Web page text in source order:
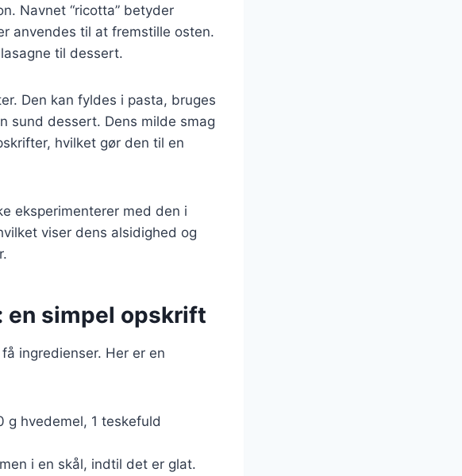
Navnet “ricotta” betyder
anvendes til at fremstille osten.
til dessert.
Den kan fyldes i pasta, bruges
sund dessert. Dens milde smag
hvilket gør den til en
eksperimenterer med den i
viser dens alsidighed og
en simpel opskrift
ingredienser. Her er en
g hvedemel, 1 teskefuld
i en skål, indtil det er glat.